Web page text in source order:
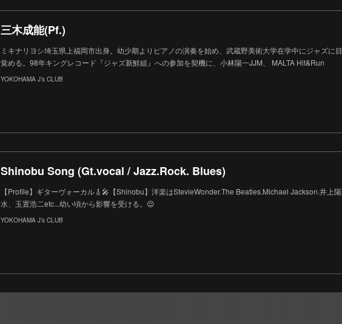
三木成能(Pf.)
ミキナリヨシ埼玉県上福岡市出身。幼少期よりピアノの演奏を始め、武蔵野美術大学在学中にジャズに目
覚める。98年キングレコード『ジャズ新鮮組』への参加を契機に、小林陽一JJM、 MALTA Hit&Run
YOKOHAMA J’s CLUB
Shinobu Song (Gt.vocal / Jazz.Rock. Blues)
【Profile】ギターヴォーカル🎸🎤【Shinobu】洋楽はStevieWonder.The Beatles.Michael Jackson.井上陽
水、玉置浩二etc...幼い頃から影響を受ける。😌
YOKOHAMA J’s CLUB